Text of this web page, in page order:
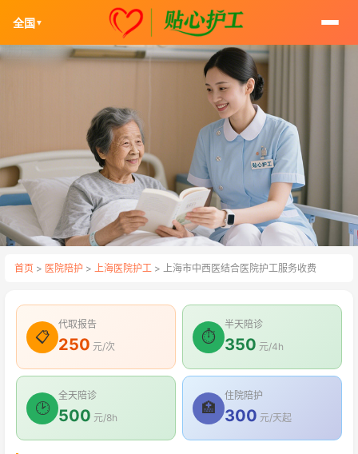
全国 ▼
首页 > 医院陪护 > 上海医院护工 > 上海市中西医结合医院护工服务收费
📋
代取报告
250 元/次
⏱
半天陪诊
350 元/4h
🕑
全天陪诊
500 元/8h
🏥
住院陪护
300 元/天起